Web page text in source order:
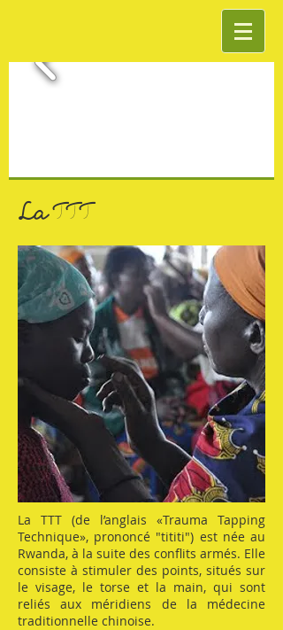
La TTT
La TTT (de l’anglais «Trauma Tapping
Technique», prononcé "tititi") est née au
Rwanda, à la suite des conflits armés. Elle
consiste à stimuler des points, situés sur
le visage, le torse et la main, qui sont
reliés aux méridiens de la médecine
traditionnelle chinoise.